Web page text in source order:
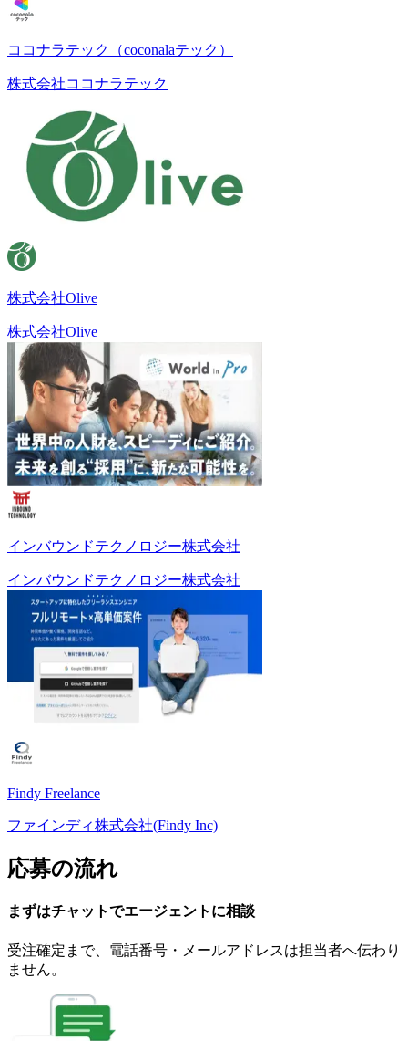
ココナラテック（coconalaテック）
株式会社ココナラテック
株式会社Olive
株式会社Olive
インバウンドテクノロジー株式会社
インバウンドテクノロジー株式会社
Findy Freelance
ファインディ株式会社(Findy Inc)
応募の流れ
まずはチャットでエージェント に相談
受注確定まで、 電話番号・メールアドレスは担当者へ伝わり
ません。